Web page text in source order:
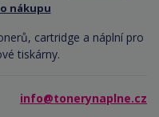
o nákupu
cartridge a náplní pro
tiskárny.
info@tonerynaplne.cz